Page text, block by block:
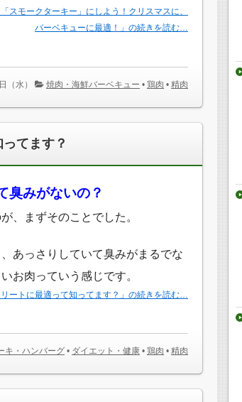
スモークターキー」にしよう！クリスマスに、
バーベキューに最適！」の続きを読む…
（水） 焼肉・海鮮バーベキュー • 鶏肉 • 精肉
てます？
臭みがないの？
、まずそのことでした。
あっさりしていて臭みがまるでな
お肉っていう感じです。
リートに最適って知ってます？」の続きを読む…
キ・ハンバーグ • ダイエット・健康 • 鶏肉 • 精肉